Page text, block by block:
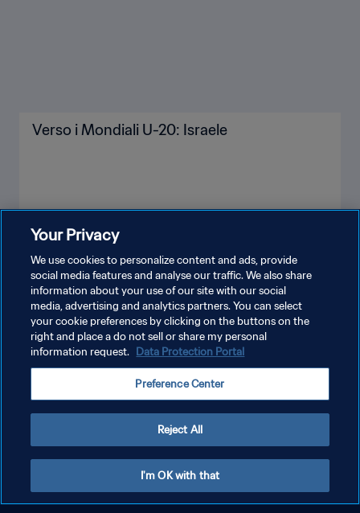
Verso i Mondiali U-20: Israele
MOSTRA DI PIÙ
PRIVACY POLICY
TERMINI DI SERVIZIO
GESTISCI LE TUE PREFERENZE PER I COOKIES
Your Privacy
We use cookies to personalize content and ads, provide
social media features and analyse our traffic. We also share
information about your use of our site with our social
media, advertising and analytics partners. You can select
your cookie preferences by clicking on the buttons on the
right and place a do not sell or share my personal
information request. Data Protection Portal
Preference Center
Reject All
I'm OK with that